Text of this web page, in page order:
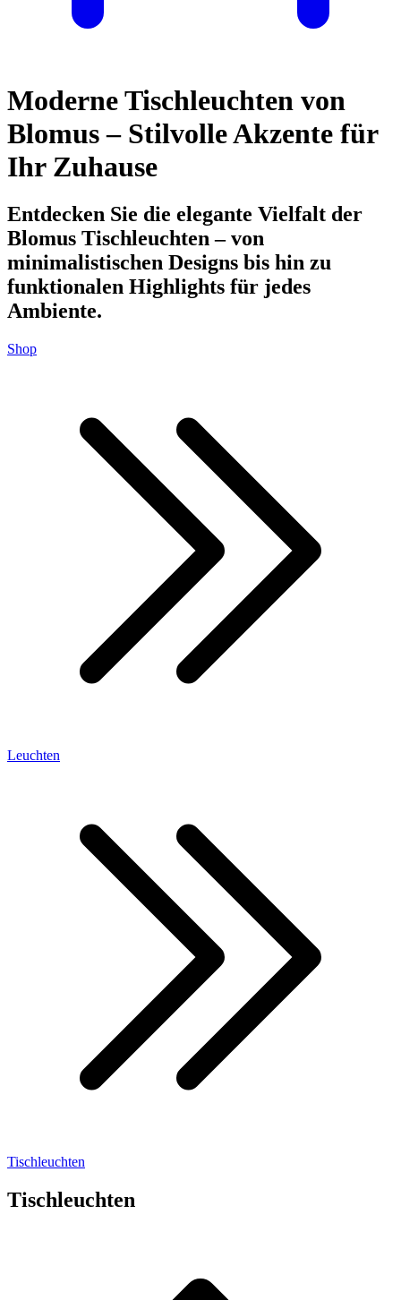
Moderne Tischleuchten von
Blomus – Stilvolle Akzente für
Ihr Zuhause
Entdecken Sie die elegante Vielfalt der
Blomus Tischleuchten – von
minimalistischen Designs bis hin zu
funktionalen Highlights für jedes
Ambiente.
Shop
Leuchten
Tischleuchten
Tischleuchten